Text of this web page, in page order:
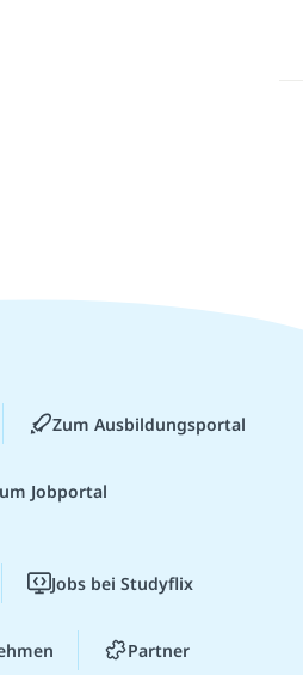
Zum Ausbildungsportal
Jobportal
Jobs bei Studyflix
Partner